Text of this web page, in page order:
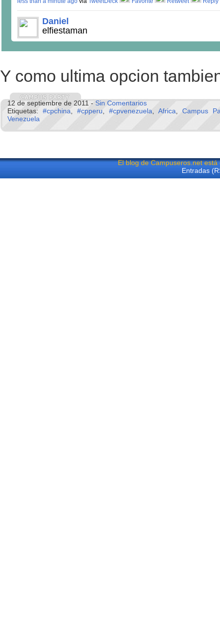
Daniel
elfiestaman
Y como ultima opcion
12 de septiembre de 2011 - Sin Comentarios
Etiquetas: #cpchina, #cpperu, #cpvenezuela, Africa, Campus
Venezuela
El blog de Campuseros.net
Entradas